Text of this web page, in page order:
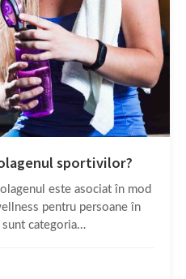
sportivilor?
este asociat în mod
pentru persoane în
categoria…